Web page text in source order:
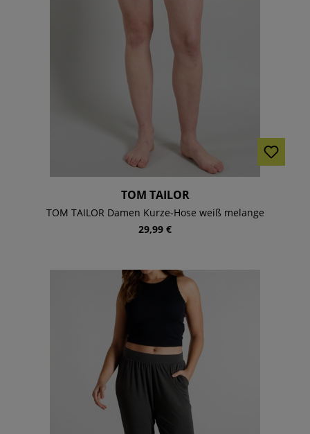
TOM TAILOR
TOM TAILOR Damen Kurze-Hose weiß melange
29,99 €